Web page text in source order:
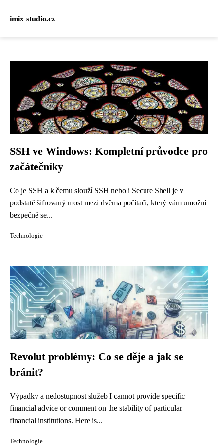
imix-studio.cz
SSH ve Windows: Kompletní průvodce pro
začátečníky
Co je SSH a k čemu slouží SSH neboli Secure Shell je v
podstatě šifrovaný most mezi dvěma počítači, který vám umožní
bezpečně se...
Technologie
Revolut problémy: Co se děje a jak se
bránit?
Výpadky a nedostupnost služeb I cannot provide specific
financial advice or comment on the stability of particular
financial institutions. Here is...
Technologie